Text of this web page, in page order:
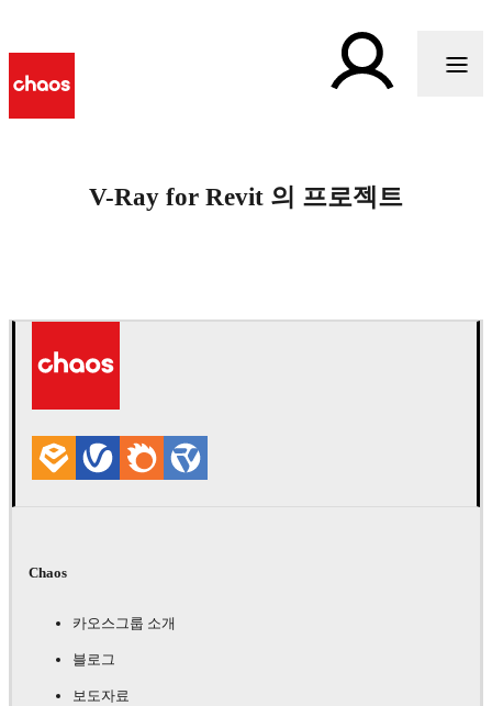
V-Ray for Revit 의 프로젝트
Chaos
카오스그룹 소개
블로그
보도자료